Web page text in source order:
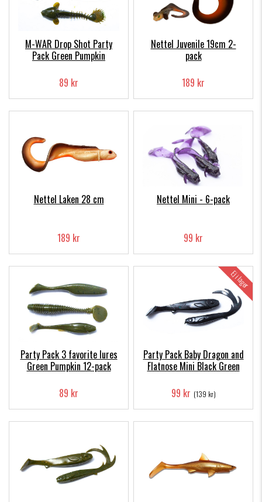
M-WAR Drop Shot Party
Pack Green Pumpkin
89 kr
Nettel Juvenile 19cm 2-
pack
189 kr
Nettel Laken 28 cm
189 kr
Nettel Mini - 6-pack
99 kr
Party Pack 3 favorite lures
Green Pumpkin 12-pack
89 kr
Party Pack Baby Dragon and
Flatnose Mini Black Green
Ej i lager
99 kr (139 kr)